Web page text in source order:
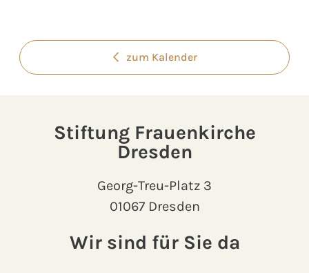
zum Kalender
Stiftung Frauenkirche
Dresden
Georg-Treu-Platz 3
01067 Dresden
Wir sind für Sie da